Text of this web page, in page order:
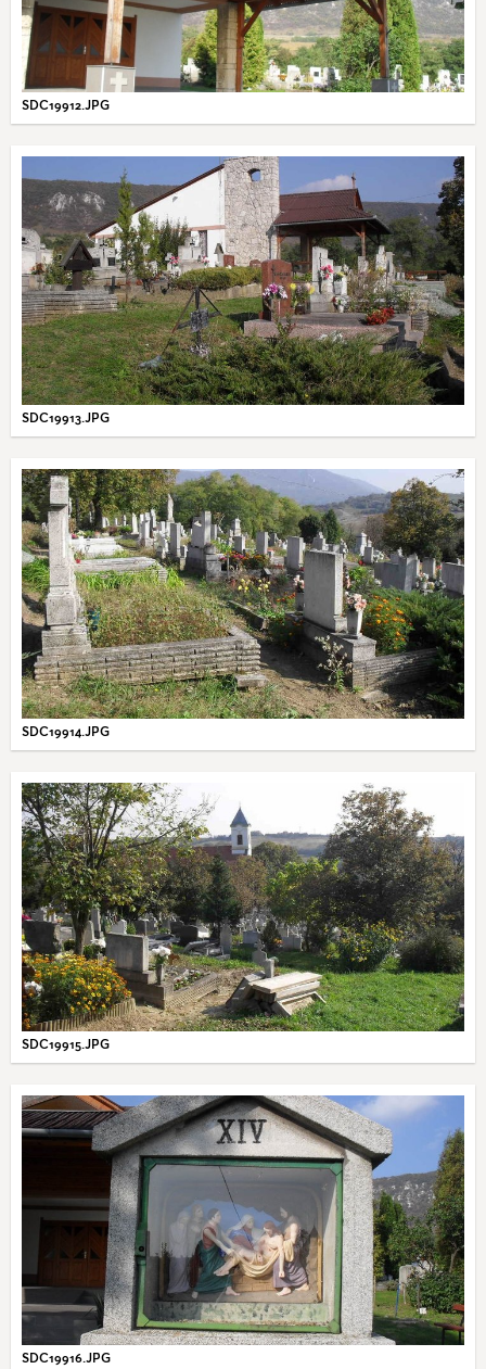
SDC19912.JPG
SDC19913.JPG
SDC19914.JPG
SDC19915.JPG
SDC19916.JPG